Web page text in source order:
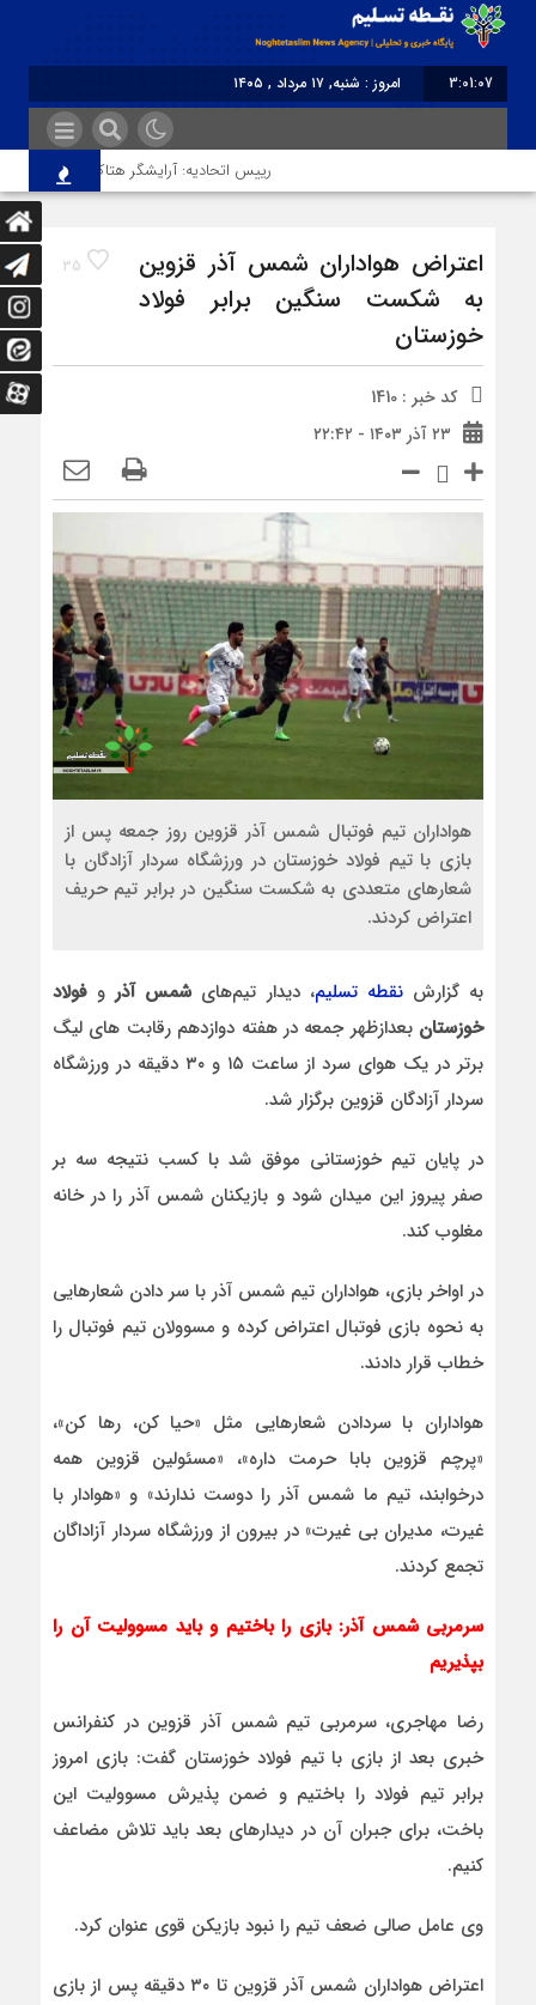
3:01:07
امروز : شنبه, ۱۷ مرداد , ۱۴۰۵
رییس اتحادیه: آرایشگر هتاک در قزوین عضو
35
اعتراض هواداران شمس آذر قزوین
به شکست سنگین برابر فولاد
خوزستان
کد خبر : 1410
۲۳ آذر ۱۴۰۳ - ۲۲:۴۲
هواداران تیم فوتبال شمس آذر قزوین روز جمعه پس از
بازی با تیم فولاد خوزستان در ورزشگاه سردار آزادگان با
شعارهای متعددی به شکست سنگین در برابر تیم حریف
اعتراض کردند.
به گزارشنقطه تسلیم، دیدار تیم‌هایشمس آذر و فولاد
خوزستان بعدازظهر جمعه در هفته دوازدهم رقابت های لیگ
برتر در یک هوای سرد از ساعت ۱۵ و ۳۰ دقیقه در ورزشگاه
سردار آزادگان قزوین برگزار شد.
در پایان تیم خوزستانی موفق شد با کسب نتیجه سه بر
صفر پیروز این میدان شود و بازیکنان شمس آذر را در خانه
مغلوب کند.
در اواخر بازی، هواداران تیم شمس آذر با سر دادن شعارهایی
به نحوه بازی فوتبال اعتراض کرده و مسوولان تیم فوتبال را
خطاب قرار دادند.
هواداران با سردادن شعارهایی مثل «حیا کن، رها کن»،
«پرچم قزوین بابا حرمت داره»، «مسئولین قزوین همه
درخوابند، تیم ما شمس آذر را دوست ندارند» و «هوادار با
غیرت، مدیران بی غیرت» در بیرون از ورزشگاه سردار آزاداگان
تجمع کردند.
سرمربی شمس آذر: بازی را باختیم و باید مسوولیت آن را
بپذیریم
رضا مهاجری، سرمربی تیم شمس آذر قزوین در کنفرانس
خبری بعد از بازی با تیم فولاد خوزستان گفت: بازی امروز
برابر تیم فولاد را باختیم و ضمن پذیرش مسوولیت این
باخت، برای جبران آن در دیدارهای بعد باید تلاش مضاعف
کنیم.
وی عامل صالی ضعف تیم را نبود بازیکن قوی عنوان کرد.
اعتراض هواداران شمس آذر قزوین تا ۳۰ دقیقه پس از بازی